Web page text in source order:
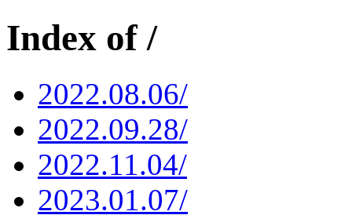
Index of /
2022.08.06/
2022.09.28/
2022.11.04/
2023.01.07/